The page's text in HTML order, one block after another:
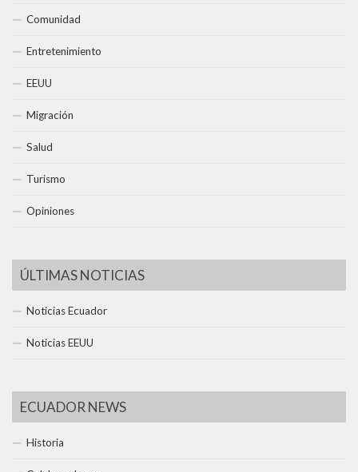
Comunidad
Entretenimiento
EEUU
Migración
Salud
Turismo
Opiniones
ÚLTIMAS NOTICIAS
Noticias Ecuador
Noticias EEUU
ECUADOR NEWS
Historia